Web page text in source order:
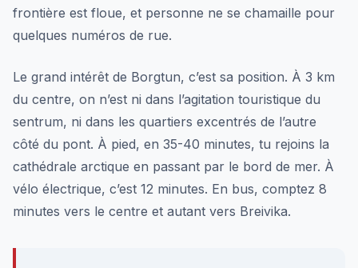
frontière est floue, et personne ne se chamaille pour
quelques numéros de rue.
Le grand intérêt de Borgtun, c’est sa position. À 3 km
du centre, on n’est ni dans l’agitation touristique du
sentrum, ni dans les quartiers excentrés de l’autre
côté du pont. À pied, en 35-40 minutes, tu rejoins la
cathédrale arctique en passant par le bord de mer. À
vélo électrique, c’est 12 minutes. En bus, comptez 8
minutes vers le centre et autant vers Breivika.